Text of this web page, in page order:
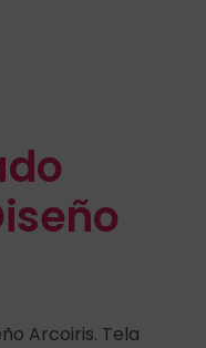
Arcoiris. Tela